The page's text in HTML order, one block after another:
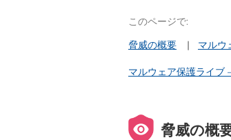
このページで:
脅威の概要
マルウ
マルウェア保護ライブ
脅威の概